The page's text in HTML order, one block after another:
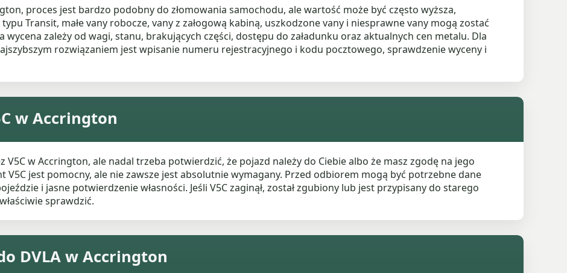
proces jest bardzo podobny do złomowania samochodu, ale wartość może być często wyższa,
Transit, małe vany robocze, vany z załogową kabiną, uszkodzone vany i niesprawne vany mogą zostać
zależy od wagi, stanu, brakujących części, dostępu do załadunku oraz aktualnych cen metalu. Dla
rozwiązaniem jest wpisanie numeru rejestracyjnego i kodu pocztowego, sprawdzenie wyceny i
w Accrington
V5C w Accrington, ale nadal trzeba potwierdzić, że pojazd należy do Ciebie albo że masz zgodę na jego
V5C jest pomocny, ale nie zawsze jest absolutnie wymagany. Przed odbiorem mogą być potrzebne dane
i jasne potwierdzenie własności. Jeśli V5C zaginął, został zgubiony lub jest przypisany do starego
sprawdzić.
DVLA w Accrington